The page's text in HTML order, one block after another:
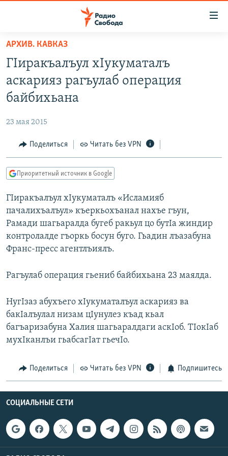
упрощенного
доступа
основному
Вернутся
Вернутся
поиску
ПОДКАСТЫ
АВТОРСКИЕ ПРОЕКТЫ
МНЕНИЯ
КУЛЬТУРА
КАВКАЗ.РЕАЛИИ
СЕВЕР.РЕАЛИИ
СИБИРЬ.РЕАЛИИ
РАСПИСАНИЕ ВЕЩАНИЯ
ПОДПИШИТЕСЬ НА РАССЫЛКУ
СОЦИАЛЬНЫЕ СЕТИ
АРХИВ. КАВКАЗ
ГIиракъалъул хIукуматалъ
аскарияз рагъулаб операция
байбихьана
23 мая 2015
Поделиться Читать без VPN
Приоритетный источник в Google
ГIиракъалъул хIукуматалъ «Исламияб
пачалихъалъул» къеркьохъанал нахъе гъун,
Рамади шагьаралда бугеб ракьул цо бутIа жиндир
контролалде гъоркь босун буго. Гьадин лъазабуна
Франс-пресс агентлъиялъ.
Рагъулаб операция гьениб байбихьана 23 маялда.
НугIзаз абухъего хIукуматалъул аскарияз ва
бакIалъулал низам цIунулез къад кьал
багъаризабуна Халия шагьаралдаги аскIоб. ТIокIаб
мухIканлъи гьабсагIат гьечIо.
Поделиться Читать без VPN Подпишитесь
СОЦИАЛЬНЫЕ СЕТИ